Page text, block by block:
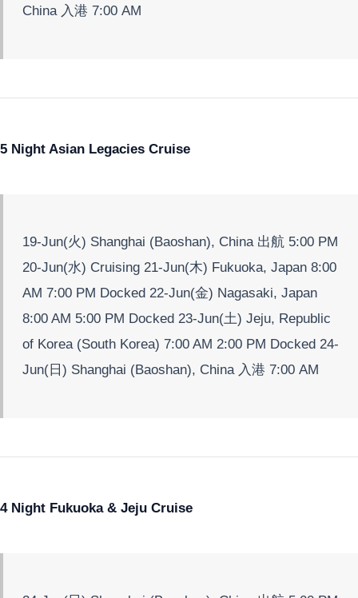
China 入港 7:00 AM
5 Night Asian Legacies Cruise
19-Jun(火) Shanghai (Baoshan), China 出航 5:00 PM
20-Jun(水) Cruising 21-Jun(木) Fukuoka, Japan 8:00
AM 7:00 PM Docked 22-Jun(金) Nagasaki, Japan
8:00 AM 5:00 PM Docked 23-Jun(土) Jeju, Republic
of Korea (South Korea) 7:00 AM 2:00 PM Docked 24-
Jun(日) Shanghai (Baoshan), China 入港 7:00 AM
4 Night Fukuoka & Jeju Cruise